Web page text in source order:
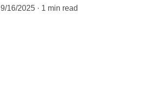
9/16/2025 1 min read